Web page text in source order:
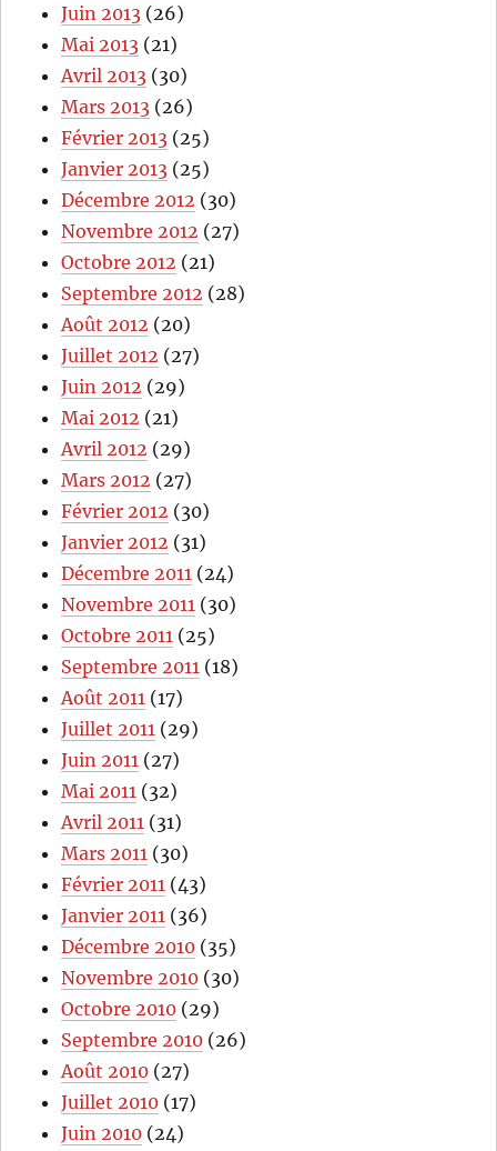
Juin 2013 (26)
Mai 2013 (21)
Avril 2013 (30)
Mars 2013 (26)
Février 2013 (25)
Janvier 2013 (25)
Décembre 2012 (30)
Novembre 2012 (27)
Octobre 2012 (21)
Septembre 2012 (28)
Août 2012 (20)
Juillet 2012 (27)
Juin 2012 (29)
Mai 2012 (21)
Avril 2012 (29)
Mars 2012 (27)
Février 2012 (30)
Janvier 2012 (31)
Décembre 2011 (24)
Novembre 2011 (30)
Octobre 2011 (25)
Septembre 2011 (18)
Août 2011 (17)
Juillet 2011 (29)
Juin 2011 (27)
Mai 2011 (32)
Avril 2011 (31)
Mars 2011 (30)
Février 2011 (43)
Janvier 2011 (36)
Décembre 2010 (35)
Novembre 2010 (30)
Octobre 2010 (29)
Septembre 2010 (26)
Août 2010 (27)
Juillet 2010 (17)
Juin 2010 (24)